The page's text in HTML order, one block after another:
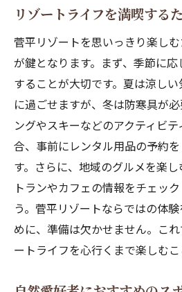
家族や友人と楽しむ特
地元と触れ合うための
特別な日のためのプラ
一生の思い出に残る体
菅平と峰の原高原で充実し
自然の中でのアクティ
地域の歴史と文化を学
自然体験を最大限に活
アクティブな一日の過
地元の人々との交流を
帰宅後も続く自然体験
リゾートライフを満喫する
菅平リゾートを思いっきり楽し
が鍵となります。まず、季節に
することが大切です。夏は涼し
に過ごせますが、冬は防寒具が
ングやスキーなどのアクティビ
合、事前にレンタル用品の予約
す。さらに、地域のグルメを楽
トランやカフェの情報をチェッ
う。菅平リゾートならではの体
めに、準備は欠かせません。こ
ートライフを心行くまで楽しむこ